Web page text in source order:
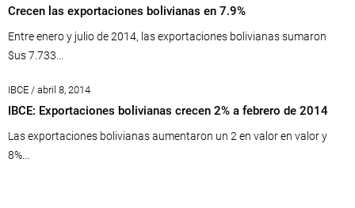
Crecen las exportaciones bolivianas en 7.9%
Entre enero y julio de 2014, las exportaciones bolivianas sumaron
$us 7.733...
IBCE / abril 8, 2014
IBCE: Exportaciones bolivianas crecen 2% a febrero de 2014
Las exportaciones bolivianas aumentaron un 2 en valor en valor y
8%...